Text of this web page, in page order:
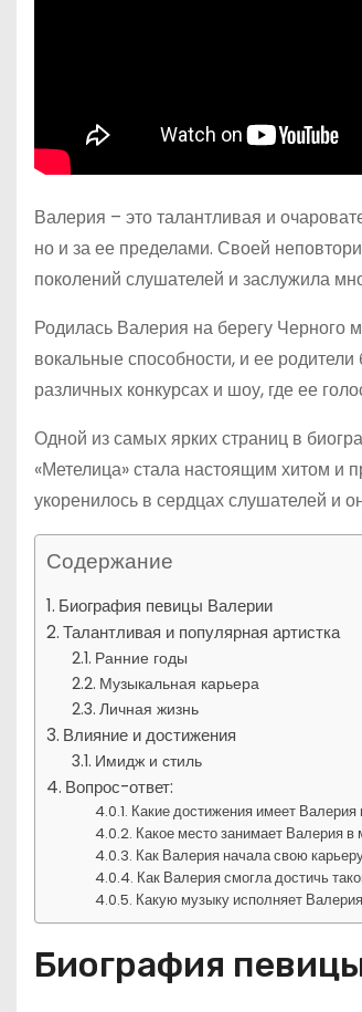
Валерия – это талантливая и
но и за ее пределами. Своей
поколений слушателей и заслужила
Родилась Валерия на берегу Черного
вокальные способности, и ее
различных конкурсах и шоу, где ее
Одной из самых ярких страниц в
«Метелица» стала настоящим хитом и
укоренилось в сердцах слушателей и
Содержание
Биография певицы Валерии
Талантливая и популярная артистка
Ранние годы
Музыкальная карьера
Личная жизнь
Влияние и достижения
Имидж и стиль
Вопрос-ответ:
Какие достижения имеет Валерия
Какое место занимает Валерия
Как Валерия начала свою
Как Валерия смогла достичь
Какую музыку исполняет
Биография